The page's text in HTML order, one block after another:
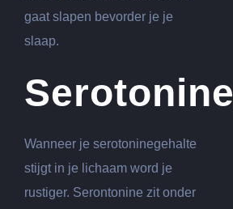
gaat slapen bevorder je je
slaap.
Serotonine
Wanneer je serotoninegehalte
stijgt in je lichaam word je
rustiger. Serontonine zit onder